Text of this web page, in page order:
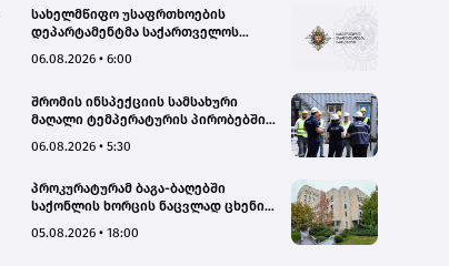
სახელმწიფო უსაფრთხოების
დეპარტამენტმა საქართველოს
საზიანოდ საბოტაჟის მუხლით
06.08.2026 • 6:00
შრომის ინსპექციის სამსახური
მაღალი ტემპერატურის პირობებში
მონიტორინგს მთელი ქვეყნის
06.08.2026 • 5:30
პროკურატურამ ბაგა-ბაღებში
საქონლის ხორცის ნაცვლად ცხენის
ბრალდება წარუდგინა
05.08.2026 • 18:00